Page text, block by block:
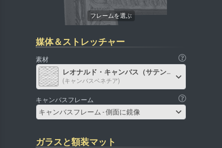
媒体＆ストレッチャー
素材
レオナルド・キャンバス（サテン）
(キャンバスベネチア)
キャンバスフレーム
キャンバスフレーム - 側面に鏡像
ガラスと額装マット